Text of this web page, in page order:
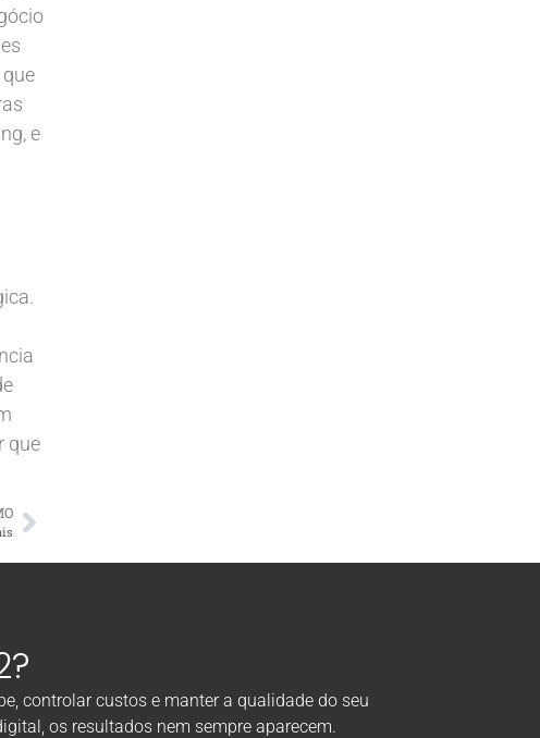
e
que
controlar custos e manter a qualidade do seu
os resultados nem sempre aparecem.